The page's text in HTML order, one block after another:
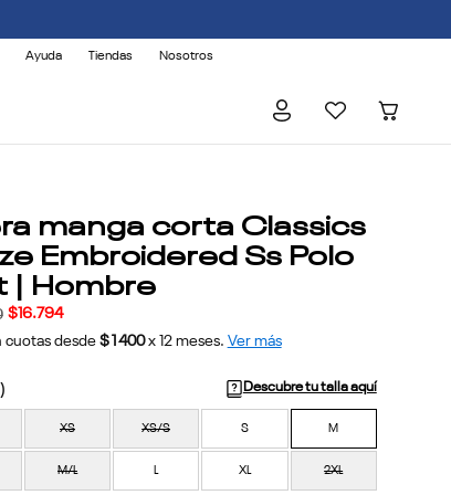
Ayuda Tiendas Nosotros
manga corta Classics
Embroidered Ss Polo
| Hombre
$16.794
cuotas desde $1400 x 12meses. Ver más
Descubre tu talla aquí
XS XS/S S M
M/L L XL 2XL